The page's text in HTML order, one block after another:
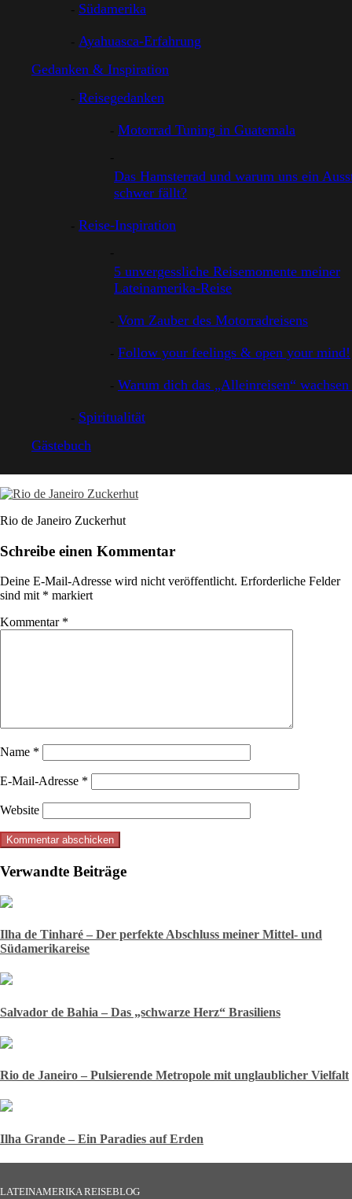
Südamerika
Ayahuasca-Erfahrung
Gedanken & Inspiration
Reisegedanken
Motorrad Tuning in Guatemala
Das Hamsterrad und warum uns ein
schwer fällt?
Reise-Inspiration
5 unvergessliche Reisemomente meiner
Lateinamerika-Reise
Vom Zauber des Motorradreisens
Follow your feelings & open your mind!
Warum dich das „Alleinreisen“ wachsen
Spiritualität
Gästebuch
Rio de Janeiro Zuckerhut
Schreibe einen Kommentar
Deine E-Mail-Adresse wird nicht veröffentlicht. Erforderliche Felder
sind mit * markiert
Kommentar *
Name *
E-Mail-Adresse *
Website
Verwandte Beiträge
Ilha de Tinharé – Der perfekte Abschluss meiner Mittel- und
Südamerikareise
Salvador de Bahia – Das „schwarze Herz“ Brasiliens
Rio de Janeiro – Pulsierende Metropole mit unglaublicher Vielfalt
Ilha Grande – Ein Paradies auf Erden
LATEINAMERIKA REISEBLOG